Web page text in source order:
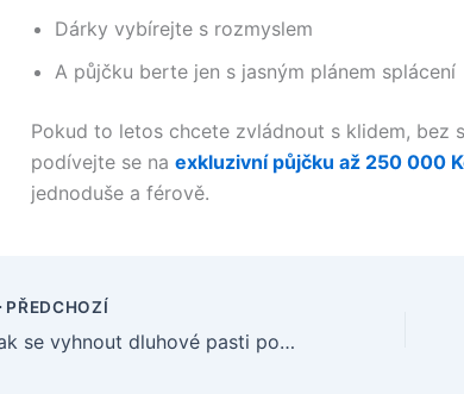
Dárky vybírejte s rozmyslem
A půjčku berte jen s jasným plánem splácení
Pokud to letos chcete zvládnout s klidem, bez
podívejte se na exkluzivní půjčku až 250 000
jednoduše a férově.
PŘEDCHOZÍ
Jak se vyhnout dluhové pasti po Vánocích a začít nový rok s čistým štítem